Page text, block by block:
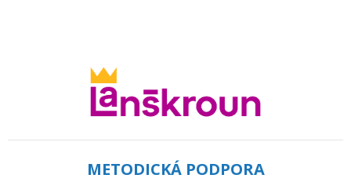
METODICKÁ PODPORA